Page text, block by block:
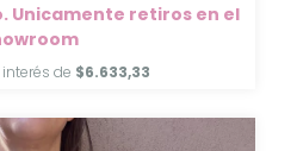
Unicamente retiros en el
de $6.633,33